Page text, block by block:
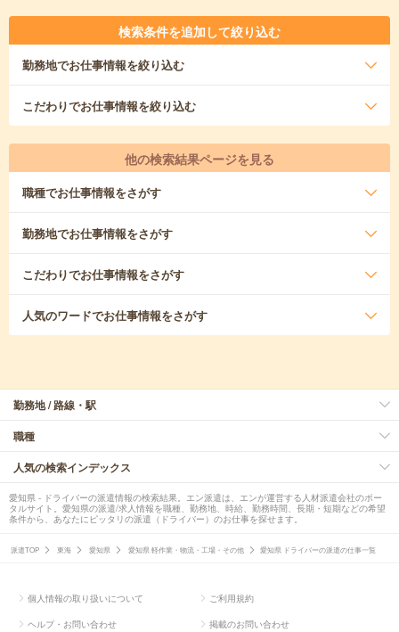
検索条件を追加して絞り込む
勤務地でお仕事情報を絞り込む
こだわりでお仕事情報を絞り込む
他の検索結果ページを見る
職種でお仕事情報をさがす
勤務地でお仕事情報をさがす
こだわりでお仕事情報をさがす
人気のワードでお仕事情報をさがす
勤務地 / 路線・駅
職種
人気の検索インデックス
愛知県 - ドライバーの派遣情報の検索結果。エン派遣は、エンが運営する人材派遣会社のポー
タルサイト。愛知県の派遣/求人情報を職種、勤務地、時給、勤務時間、長期・短期などの希望
条件から、あなたにピッタリの派遣（ドライバー）のお仕事を探せます。
派遣TOP 東海 愛知県 愛知県 軽作業・物流・工場・その他 愛知県 ドライバーの派遣の仕事一覧
個人情報の取り扱いについて ご利用規約
ヘルプ・お問い合わせ 掲載のお問い合わせ